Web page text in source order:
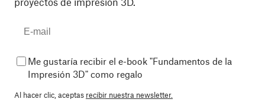
Me gustaría recibir el e-book "Fundamentos de la
Impresión 3D" como regalo
Al hacer clic, aceptas recibir nuestra newsletter.